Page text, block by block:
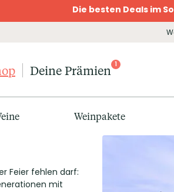
Die besten Deals im
Deine Prämien 1
Weinpakete
Feier fehlen darf:
mit